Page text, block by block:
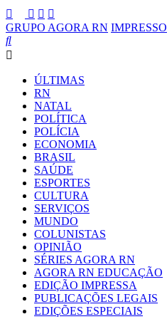
GRUPO AGORA RN IMPRESSO
ÚLTIMAS
RN
NATAL
POLÍTICA
POLÍCIA
ECONOMIA
BRASIL
SAÚDE
ESPORTES
CULTURA
SERVIÇOS
MUNDO
COLUNISTAS
OPINIÃO
SÉRIES AGORA RN
AGORA RN EDUCAÇÃO
EDIÇÃO IMPRESSA
PUBLICAÇÕES LEGAIS
EDIÇÕES ESPECIAIS